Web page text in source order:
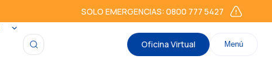
SOLO EMERGENCIAS: 0800 777 5427
Oficina Virtual Menú